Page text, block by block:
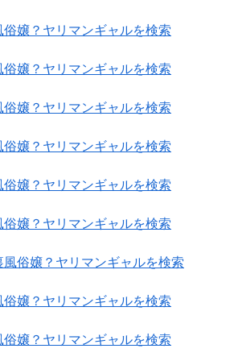
俗嬢？ヤリマンギャルを検索
嬢？ヤリマンギャルを検索
嬢？ヤリマンギャルを検索
嬢？ヤリマンギャルを検索
嬢？ヤリマンギャルを検索
俗嬢？ヤリマンギャルを検索
俗嬢？ヤリマンギャルを検索
俗嬢？ヤリマンギャルを検索
嬢？ヤリマンギャルを検索